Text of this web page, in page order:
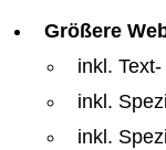
Größere
inkl.
inkl.
inkl.